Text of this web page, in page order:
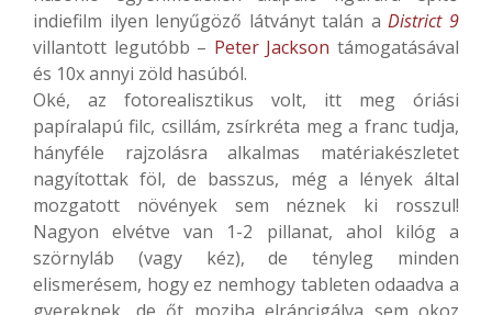
indiefilm ilyen lenyűgöző látványt talán aDistrict 9
villantott legutóbb – Peter Jackson támogatásával
és 10x annyi zöld hasúból.
Oké, az fotorealisztikus volt, itt meg óriási
papíralapú filc, csillám, zsírkréta meg a franc tudja,
hányféle rajzolásra alkalmas matériakészletet
nagyítottak föl, de basszus, még a lények által
mozgatott növények sem néznek ki rosszul!
Nagyon elvétve van 1-2 pillanat, ahol kilóg a
szörnyláb (vagy kéz), de tényleg minden
elismerésem, hogy ez nemhogy tableten odaadva a
gyereknek, de őt moziba elráncigálva sem okoz